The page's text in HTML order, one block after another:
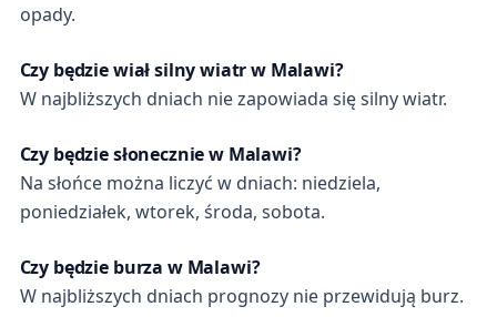
opady.
Czy będzie wiał silny wiatr w Malawi?
W najbliższych dniach nie zapowiada się silny wiatr.
Czy będzie słonecznie w Malawi?
Na słońce można liczyć w dniach: niedziela,
poniedziałek, wtorek, środa, sobota.
Czy będzie burza w Malawi?
W najbliższych dniach prognozy nie przewidują burz.